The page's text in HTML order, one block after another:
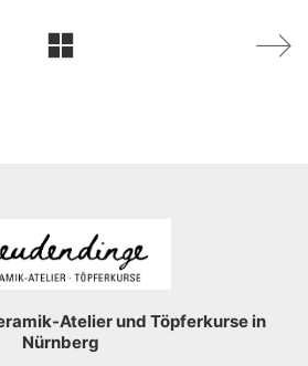
Atelier und Töpferkurse in
Nürnberg